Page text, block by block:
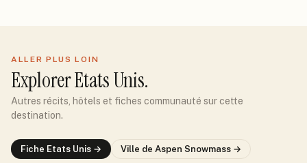
ALLER PLUS LOIN
ExplorerEtats Unis.
Autres récits, hôtels et fiches communauté sur cette
destination.
Fiche Etats Unis → Ville de Aspen Snowmass →